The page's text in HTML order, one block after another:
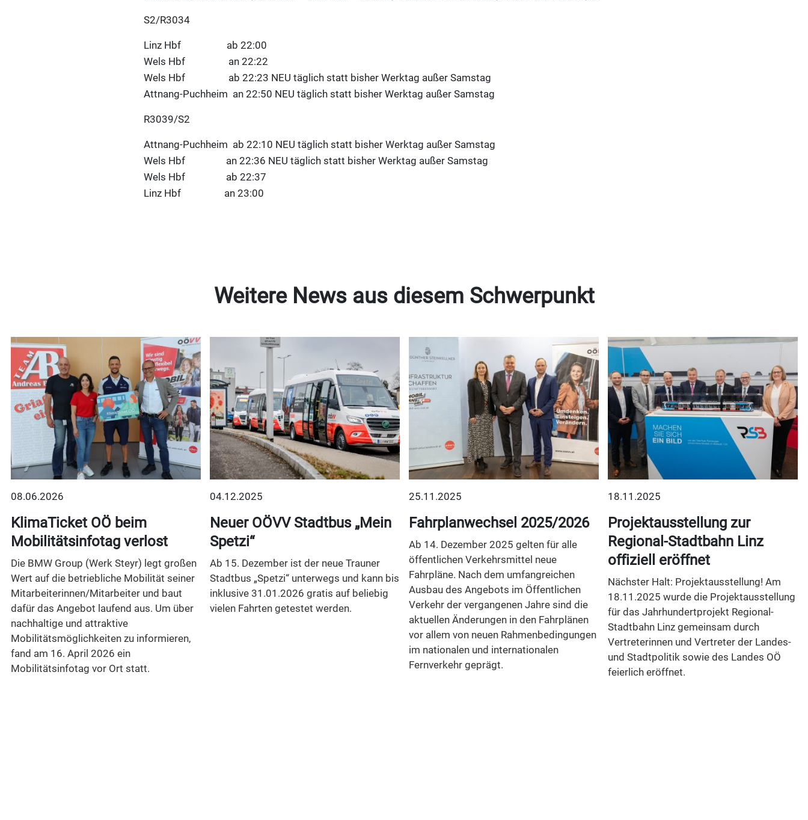
S2/R3034
Linz Hbf ab 22:00
Wels Hbf an 22:22
Wels Hbf ab 22:23 NEU täglich statt bisher Werktag außer Samstag
Attnang-Puchheim an 22:50 NEU täglich statt bisher Werktag außer Samstag
R3039/S2
Attnang-Puchheim ab 22:10 NEU täglich statt bisher Werktag außer Samstag
Wels Hbf an 22:36 NEU täglich statt bisher Werktag außer Samstag
Wels Hbf ab 22:37
Linz Hbf an 23:00
Weitere News aus diesem Schwerpunkt
08.06.2026
KlimaTicket OÖ beim
Mobilitätsinfotag verlost
Die BMW Group (Werk Steyr) legt großen
Wert auf die betriebliche Mobilität seiner
Mitarbeiterinnen/Mitarbeiter und baut
dafür das Angebot laufend aus. Um über
nachhaltige und attraktive
Mobilitätsmöglichkeiten zu informieren,
fand am 16. April 2026 ein
Mobilitätsinfotag vor Ort statt.
04.12.2025
Neuer OÖVV Stadtbus „Mein
Spetzi“
Ab 15. Dezember ist der neue Trauner
Stadtbus „Spetzi“ unterwegs und kann bis
inklusive 31.01.2026 gratis auf beliebig
vielen Fahrten getestet werden.
25.11.2025
Fahrplanwechsel 2025/2026
Ab 14. Dezember 2025 gelten für alle
öffentlichen Verkehrsmittel neue
Fahrpläne. Nach dem umfangreichen
Ausbau des Angebots im Öffentlichen
Verkehr der vergangenen Jahre sind die
aktuellen Änderungen in den Fahrplänen
vor allem von neuen Rahmenbedingungen
im nationalen und internationalen
Fernverkehr geprägt.
18.11.2025
Projektausstellung zur
Regional-Stadtbahn Linz
offiziell eröffnet
Nächster Halt: Projektausstellung! Am
18.11.2025 wurde die Projektausstellung
für das Jahrhundertprojekt Regional-
Stadtbahn Linz gemeinsam durch
Vertreterinnen und Vertreter der Landes-
und Stadtpolitik sowie des Landes OÖ
feierlich eröffnet.